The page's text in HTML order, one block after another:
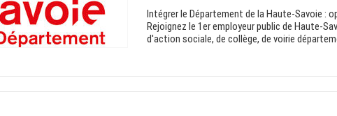
Intégrer le Département de la Haute-Savoie :
Rejoignez le 1er employeur public de Haute-
d'action sociale, de collège, de voirie